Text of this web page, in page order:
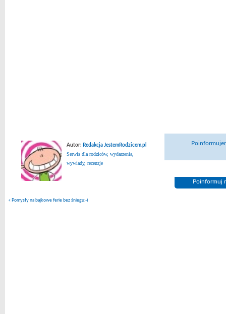
Autor: Redakcja JestemRodzicem.pl
Serwis dla rodziców, wydarzenia,
wywiady, recenzje
Poinformuj
« Pomysły na bajkowe ferie bez śniegu:-)